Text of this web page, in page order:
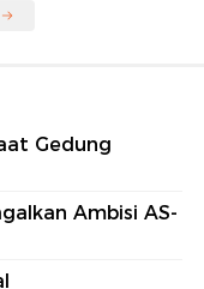
Gedung
Ambisi AS-